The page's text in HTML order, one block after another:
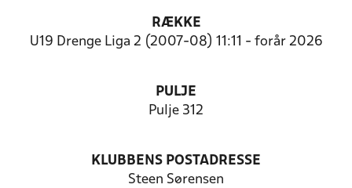
RÆKKE
U19 Drenge Liga 2 (2007-08) 11:11 - forår 2026
PULJE
Pulje 312
KLUBBENS POSTADRESSE
Steen Sørensen